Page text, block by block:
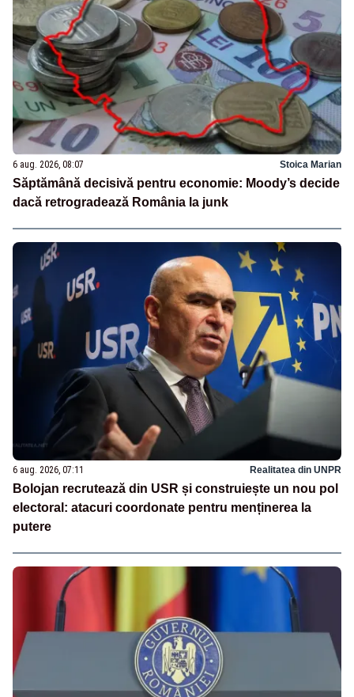
6 aug. 2026, 08:07 Stoica Marian
Săptămână decisivă pentru economie: Moody’s decide
dacă retrogradează România la junk
6 aug. 2026, 07:11 Realitatea din UNPR
Bolojan recrutează din USR și construiește un nou pol
electoral: atacuri coordonate pentru menținerea la
putere